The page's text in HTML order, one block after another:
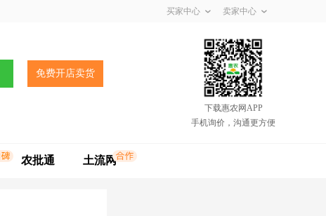
买家中心 卖家中心
免费开店卖货
下载惠农网APP
手机询价，沟通更方便
农批通 土流网